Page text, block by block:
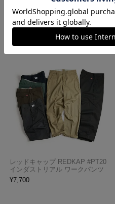
¥4,990
レッドキャップ REDKAP #PT20
インダストリアル ワークパンツ
¥7,700